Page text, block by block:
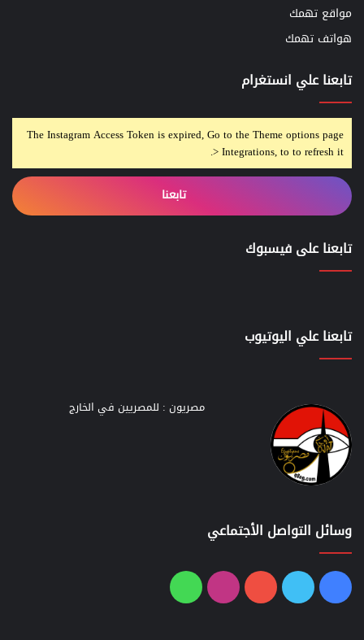
مواقع تهمك
هواتف تهمك
تابعنا علي انستغرام
The Instagram Access Token is expired, Go to the Theme options page
> Integrations, to to refresh it.
تابعنا
تابعنا على فيسبوك
تابعنا علي اليوتيوب
مصريون : للمصريين في الخارج
وسائل التواصل الأجتماعي
فيسبوك
تويتر يوتيوبانستقرامواتساب